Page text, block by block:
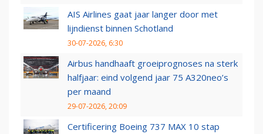
AIS Airlines gaat jaar langer door met
lijndienst binnen Schotland
30-07-2026, 6:30
Airbus handhaaft groeiprognoses na sterk
halfjaar: eind volgend jaar 75 A320neo’s
per maand
29-07-2026, 20:09
Certificering Boeing 737 MAX 10 stap